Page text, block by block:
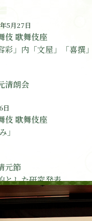
5月27日
伎 歌舞伎座
」内「文屋」「喜撰」
清朗会
日
伎 歌舞伎座
」
元節
とした研究発表